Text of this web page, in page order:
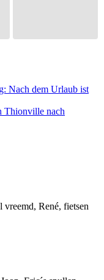
Nach dem Urlaub ist
Thionville nach
vreemd, René, fietsen